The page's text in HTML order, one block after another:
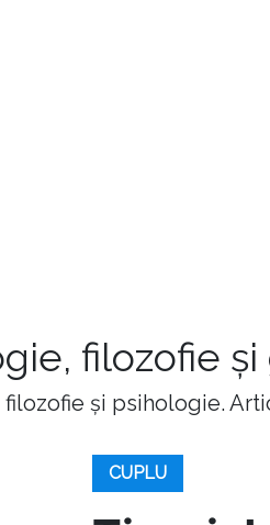
filozofie
și psihologie.
CUPLU